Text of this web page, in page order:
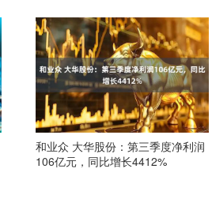
和业众 大华股份：第三季度净利润
106亿元，同比增长4412%